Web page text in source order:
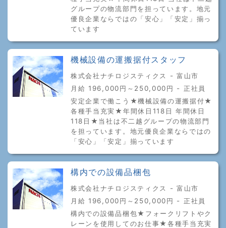
グループの物流部門を担っています。地元
優良企業ならではの「安心」「安定」揃っ
ています
機械設備の運搬据付スタッフ
株式会社ナチロジスティクス - 富山市
月給 196,000円～250,000円 - 正社員
安定企業で働こう★機械設備の運搬据付★
各種手当充実★年間休日118日 年間休日
118日★当社は不二越グループの物流部門
を担っています。地元優良企業ならではの
「安心」「安定」揃っています
構内での設備品梱包
株式会社ナチロジスティクス - 富山市
月給 196,000円～250,000円 - 正社員
構内での設備品梱包★フォークリフトやク
レーンを使用してのお仕事★各種手当充実